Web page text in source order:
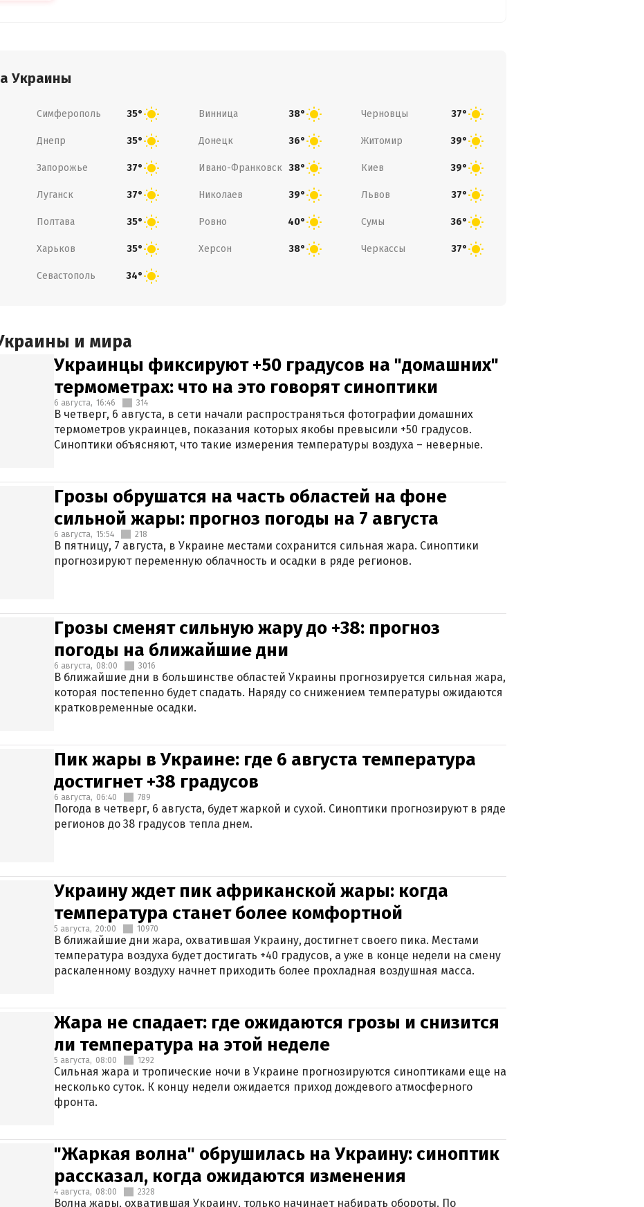
Украины
Симферополь 35° Винница 38° Черновцы 37°
Днепр 35° Донецк 36° Житомир 39°
Запорожье 37° Ивано-Франковск 38° Киев 39°
Луганск 37° Николаев 39° Львов 37°
Полтава 35° Ровно 40° Сумы 36°
Харьков 35° Херсон 38° Черкассы 37°
Севастополь 34°
и мира
Украинцы фиксируют +50 градусов на "домашних"
термометрах: что на это говорят синоптики
6 августа, 16:46 314
В четверг, 6 августа, в сети начали распространяться фотографии домашних
термометров украинцев, показания которых якобы превысили +50 градусов.
Синоптики объясняют, что такие измерения температуры воздуха – неверные.
Грозы обрушатся на часть областей на фоне
сильной жары: прогноз погоды на 7 августа
6 августа, 15:54 218
В пятницу, 7 августа, в Украине местами сохранится сильная жара. Синоптики
прогнозируют переменную облачность и осадки в ряде регионов.
Грозы сменят сильную жару до +38: прогноз
погоды на ближайшие дни
6 августа, 08:00 3016
В ближайшие дни в большинстве областей Украины прогнозируется сильная жара,
которая постепенно будет спадать. Наряду со снижением температуры ожидаются
кратковременные осадки.
Пик жары в Украине: где 6 августа температура
достигнет +38 градусов
6 августа, 06:40 789
Погода в четверг, 6 августа, будет жаркой и сухой. Синоптики прогнозируют в ряде
регионов до 38 градусов тепла днем.
Украину ждет пик африканской жары: когда
температура станет более комфортной
5 августа, 20:00 10970
В ближайшие дни жара, охватившая Украину, достигнет своего пика. Местами
температура воздуха будет достигать +40 градусов, а уже в конце недели на смену
раскаленному воздуху начнет приходить более прохладная воздушная масса.
Жара не спадает: где ожидаются грозы и снизится
ли температура на этой неделе
5 августа, 08:00 1292
Сильная жара и тропические ночи в Украине прогнозируются синоптиками еще на
несколько суток. К концу недели ожидается приход дождевого атмосферного
фронта.
"Жаркая волна" обрушилась на Украину: синоптик
рассказал, когда ожидаются изменения
4 августа, 08:00 2328
Волна жары, охватившая Украину, только начинает набирать обороты. По